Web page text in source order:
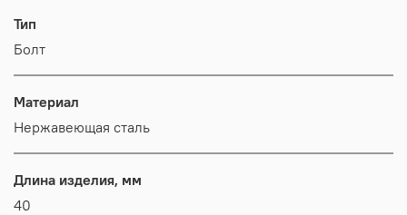
Тип
Болт
Материал
Нержавеющая сталь
Длина изделия, мм
40